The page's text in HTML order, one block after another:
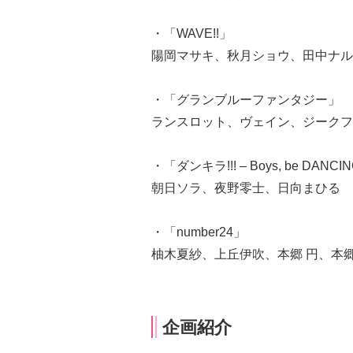
・「WAVE!!」
陽岡マサキ、秋月ショウ、田中ナル
・「グランブルーファンタジー」
ランスロット、ヴェイン、ジーク
・「ダンキラ!!! – Boys, be
朝日ソラ、夜野零士、日向まひる
・「number24」
柚木夏紗、上丘伊吹、本郷 円、本
企画紹介